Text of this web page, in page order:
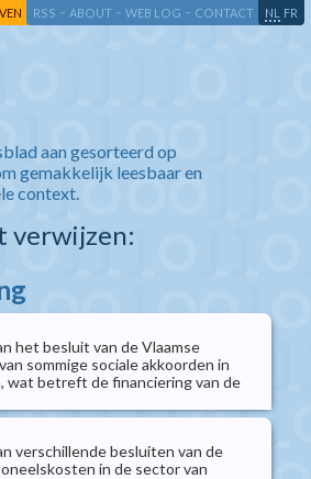
RSS - ABOUT - WEB LOG - CONTACT NL FR
aan gesorteerd op
gemakkelijk leesbaar en
context.
verwijzen:
het besluit van de Vlaamse
sommige sociale akkoorden in
wat betreft de financiering van de
verschillende besluiten van de
in de sector van